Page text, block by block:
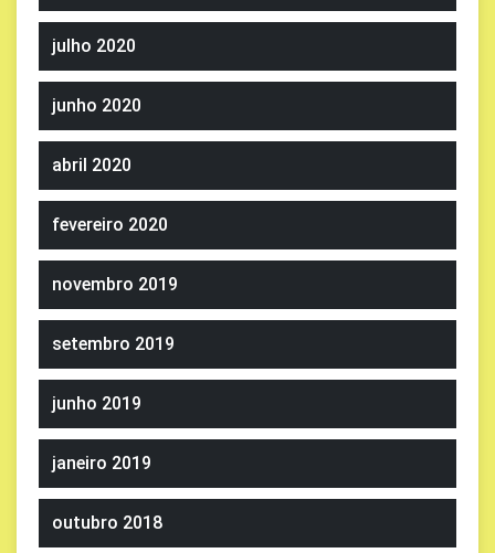
julho 2020
junho 2020
abril 2020
fevereiro 2020
novembro 2019
setembro 2019
junho 2019
janeiro 2019
outubro 2018